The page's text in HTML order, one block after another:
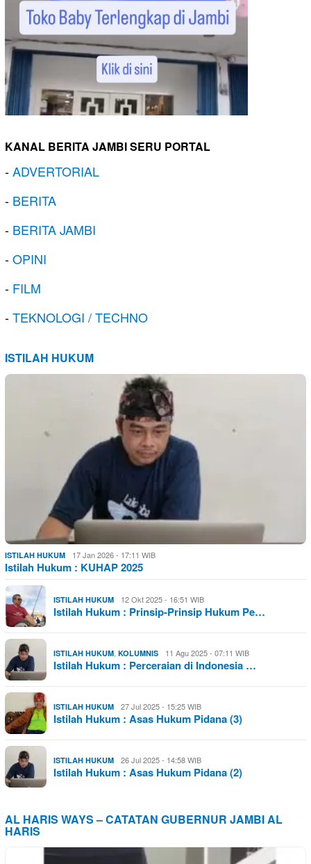
KANAL BERITA JAMBI SERU PORTAL
-ADVERTORIAL
- BERITA
- BERITA JAMBI
-OPINI
- FILM
-TEKNOLOGI / TECHNO
ISTILAH HUKUM
ISTILAH HUKUM 17 Jan 2026 - 17:11 WIB
Istilah Hukum : KUHAP 2025
ISTILAH HUKUM 12 Okt 2025 - 16:51 WIB
Istilah Hukum : Prinsip-Prinsip Hukum Pe…
ISTILAH HUKUM, KOLUMNIS 11 Agu 2025 - 07:11 WIB
Istilah Hukum : Perceraian di Indonesia …
ISTILAH HUKUM 27 Jul 2025 - 15:25 WIB
Istilah Hukum : Asas Hukum Pidana (3)
ISTILAH HUKUM 26 Jul 2025 - 14:58 WIB
Istilah Hukum : Asas Hukum Pidana (2)
AL HARIS WAYS – CATATAN GUBERNUR JAMBI AL
HARIS